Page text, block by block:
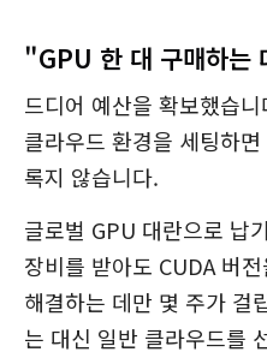
"GPU 한 대 구매하는
드디어 예산을 확보했습
클라우드 환경을 세팅하
록지 않습니다.
글로벌 GPU 대란으로 납
장비를 받아도 CUDA 버
해결하는 데만 몇 주가 걸
는 대신 일반 클라우드를